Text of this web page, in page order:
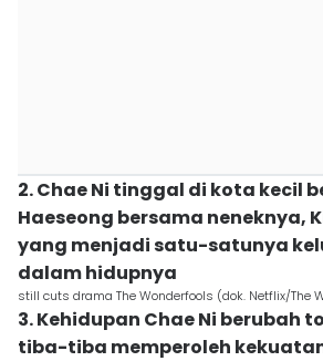
2. Chae Ni tinggal di kota kecil
Haeseong bersama neneknya,
yang menjadi satu-satunya
dalam hidupnya
still cuts drama The Wonderfools (dok. Netflix/The
3. Kehidupan Chae Ni berubah
tiba-tiba memperoleh